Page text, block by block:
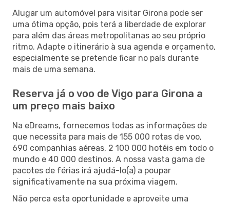
Alugar um automóvel para visitar Girona pode ser
uma ótima opção, pois terá a liberdade de explorar
para além das áreas metropolitanas ao seu próprio
ritmo. Adapte o itinerário à sua agenda e orçamento,
especialmente se pretende ficar no país durante
mais de uma semana.
Reserva já o voo de Vigo para Girona a
um preço mais baixo
Na eDreams, fornecemos todas as informações de
que necessita para mais de 155 000 rotas de voo,
690 companhias aéreas, 2 100 000 hotéis em todo o
mundo e 40 000 destinos. A nossa vasta gama de
pacotes de férias irá ajudá-lo(a) a poupar
significativamente na sua próxima viagem.
Não perca esta oportunidade e aproveite uma